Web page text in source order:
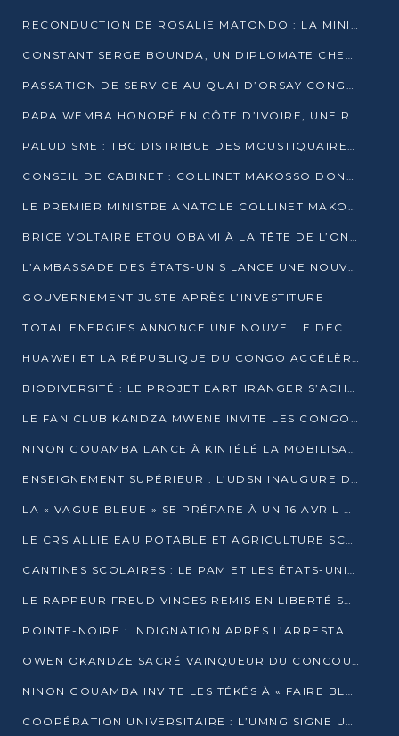
RECONDUCTION DE ROSALIE MATONDO : LA MINISTRE PROMET D’ACCÉLÉRER LE TRAITEMENT DES DOSSIERS ET DE RELEVER DE NOUVEAUX DÉFIS
CONSTANT SERGE BOUNDA, UN DIPLOMATE CHEVRONNÉ AUX COMMANDES DES AFFAIRES ÉTRANGÈRES
PASSATION DE SERVICE AU QUAI D’ORSAY CONGOLAIS : GAKOSSO PASSE LE FLAMBEAU À BOUNDA
PAPA WEMBA HONORÉ EN CÔTE D’IVOIRE, UNE RUE PORTE DÉSORMAIS SON NOM
PALUDISME : TBC DISTRIBUE DES MOUSTIQUAIRES DANS DEUX CSI DE BRAZZAVILLE
CONSEIL DE CABINET : COLLINET MAKOSSO DONNE SES DERNIÈRES ORIENTATIONS
LE PREMIER MINISTRE ANATOLE COLLINET MAKOSSO DÉMISSIONNE AVEC SON GOUVERNEMENT
BRICE VOLTAIRE ETOU OBAMI À LA TÊTE DE L’ONEC-C POUR TROIS ANS
L’AMBASSADE DES ÉTATS-UNIS LANCE UNE NOUVELLE COHORTE DU PROGRAMME ACCESS MICRO-SCHOLARSHIP
GOUVERNEMENT JUSTE APRÈS L’INVESTITURE
TOTAL ENERGIES ANNONCE UNE NOUVELLE DÉCOUVERTE D’HYDROCARBURES SUR LE PERMIS MOHO AU LARGE DU CONGO
HUAWEI ET LA RÉPUBLIQUE DU CONGO ACCÉLÈRENT LEUR PARTENARIAT
BIODIVERSITÉ : LE PROJET EARTHRANGER S’ACHÈVE, MAIS LES DÉFIS DEMEURENT
LE FAN CLUB KANDZA MWENE INVITE LES CONGOLAIS À UNE FORTE AFFLUENCE AU STADE DE KINTÉLÉ
NINON GOUAMBA LANCE À KINTÉLÉ LA MOBILISATION POUR L’INVESTITURE DR DSN
ENSEIGNEMENT SUPÉRIEUR : L’UDSN INAUGURE DES LABORATOIRES POUR BOOSTER LA FORMATION PRATIQUE
LA « VAGUE BLEUE » SE PRÉPARE À UN 16 AVRIL HISTORIQUE
LE CRS ALLIE EAU POTABLE ET AGRICULTURE SCOLAIRE AU CŒUR DE LA TRANSFORMATION DES ÉCOLES RURALES
CANTINES SCOLAIRES : LE PAM ET LES ÉTATS-UNIS AU CONTACT DES ÉCOLIERS DE KINKALA
LE RAPPEUR FREUD VINCES REMIS EN LIBERTÉ SOUS PRESSION MÉDIATIQUE
POINTE-NOIRE : INDIGNATION APRÈS L’ARRESTATION DU RAPPEUR FREUD VINCES
OWEN OKANDZE SACRÉ VAINQUEUR DU CONCOURS SLAM POUR LA VIE
NINON GOUAMBA INVITE LES TÉKÉS À « FAIRE BLOC » POUR PESER DANS LE DÉBAT NATIONAL
COOPÉRATION UNIVERSITAIRE : L’UMNG SIGNE UN ACCORD STRATÉGIQUE AVEC L’UNIVERSITÉ HAINAN EN CHINE